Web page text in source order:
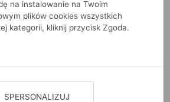
na instalowanie na Twoim
plików cookies wszystkich
kategorii, kliknij przycisk Zgoda.
SPERSONALIZUJ